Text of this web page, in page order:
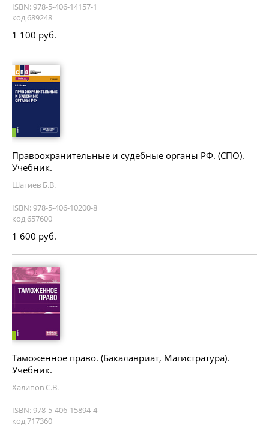
ISBN: 978-5-406-14157-1
код 689248
1 100 руб.
Правоохранительные и судебные органы РФ. (СПО).
Учебник.
Шагиев Б.В.
ISBN: 978-5-406-10200-8
код 657600
1 600 руб.
Таможенное право. (Бакалавриат, Магистратура).
Учебник.
Халипов С.В.
ISBN: 978-5-406-15894-4
код 717360